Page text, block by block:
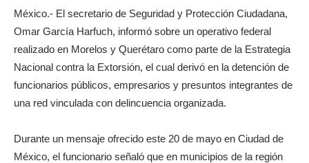
México.- El secretario de Seguridad y Protección Ciudadana,
Omar García Harfuch, informó sobre un operativo federal
realizado en Morelos y Querétaro como parte de la Estrategia
Nacional contra la Extorsión, el cual derivó en la detención de
funcionarios públicos, empresarios y presuntos integrantes de
una red vinculada con delincuencia organizada.
Durante un mensaje ofrecido este 20 de mayo en Ciudad de
México, el funcionario señaló que en municipios de la región